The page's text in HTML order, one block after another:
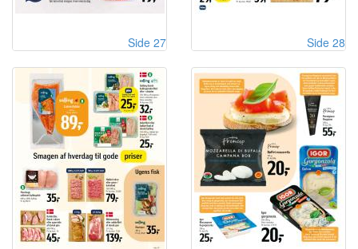
Side 27 Side 28